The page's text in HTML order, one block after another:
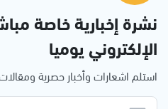
نشرة إخبارية خاصة
الإلكتروني يوميا
استلم اشعارات وأخبار حصرية